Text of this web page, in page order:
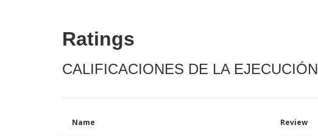
Ratings
CALIFICACIONES DE LA EJECUCIÓN
Name Review